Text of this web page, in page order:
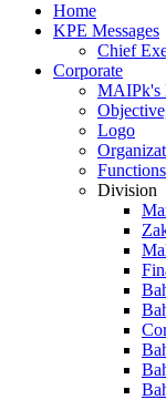
Home
KPE Messages
Chief
Corporate
MAIPk's
Logo
Functions
Division